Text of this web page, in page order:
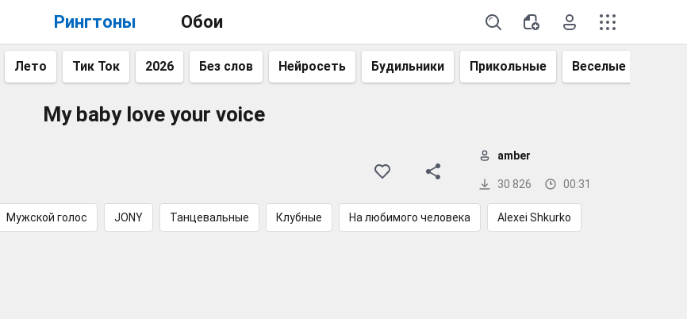
Рингтоны Обои
Лето Тик Ток 2026 Без слов Нейросеть Будильники Прикольные Веселые
My baby love your voice
30 826 00:31
amber
Мужской голос JONY Танцевальные Клубные На любимого человека Alexei Shkurko